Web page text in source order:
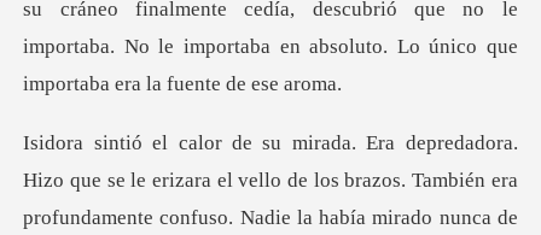
erizara el vello de los brazos. También era
profundamente confuso. N